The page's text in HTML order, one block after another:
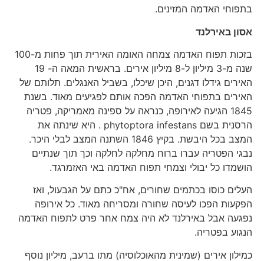
בתפוחי האדמה המזינים.
אסון באירלנד
בזכות תפוח האדמה צמחה האומה האירית תוך פחות מ-100
שנה מ-3 מיליון ל-8 מיליון אירים. בראשית המאה ה- 19
האירים גידלו דגנים, היכן שיכלו, בשביל האנגלים. תלותם של
האירים בתפוחי האדמה הפכה אותם לפגיעים מאוד. בשנת
1845 הגיעה לאירופה, כנראה על ספינה מאמריקה, פטריה
הרסנית בשם phytoptora infestans . היא שינתה את
המצב בכל היבשת. בקיץ 1846 השתנה המצב לבלי היכר.
נבגי הפטריה עברו ברוח מחלקה לחלקה וכך תוך שנתיים
הושמדו כל יבולי וצמחי תפוח האדמה באי האזמרגד.
העלים כוסו בכתמים שחורים, אח"כ כתם על הגבעול, ואז
הפקעות הפכו לעיסה שחורה ומסריחה מאוד. כל אירופה
נפגעה אבל באירלנד לא היה צמח אחר פרט לתפוח האדמה
הנגוע בפטריה.
כמילון אירים (שמינית מהאוכלוסיה) מתו ברעב, מיליון נוסף